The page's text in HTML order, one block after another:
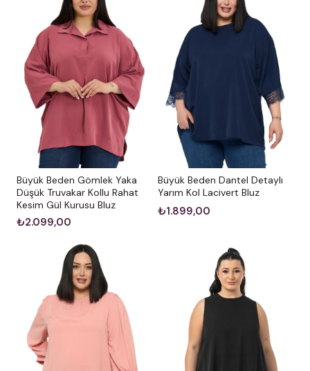
Büyük Beden Gömlek Yaka
Düşük Truvakar Kollu Rahat
Kesim Gül Kurusu Bluz
₺2.099,00
Büyük Beden Dantel Detaylı
Yarım Kol Lacivert Bluz
₺1.899,00